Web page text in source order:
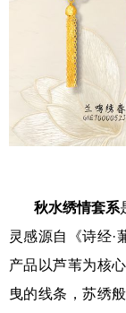
秋水绣情套系
灵感源自《诗经·
产品以芦苇为核
曳的线条，苏绣